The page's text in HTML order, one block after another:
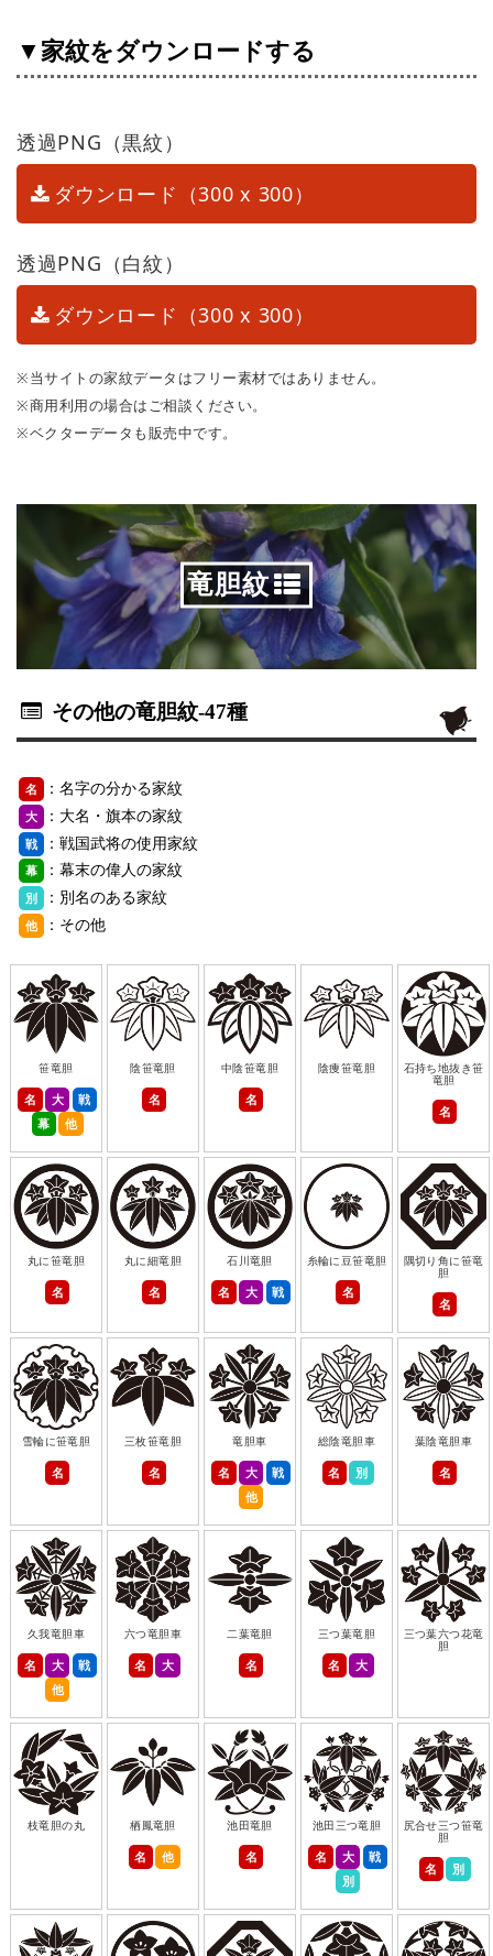
▼家紋をダウンロードする
透過PNG（黒紋）
ダウンロード（300 x 300）
透過PNG（白紋）
ダウンロード（300 x 300）
※当サイトの家紋データはフリー素材ではありません。
※商用利用の場合はご相談ください。
※ベクターデータも販売中です。
竜胆紋
その他の竜胆紋-47種
名 ：名字の分かる家紋
大 ：大名・旗本の家紋
戦 ：戦国武将の使用家紋
幕 ：幕末の偉人の家紋
別 ：別名のある家紋
他 ：その他
笹竜胆
名 大
戦
幕
他
陰笹竜胆
名
中陰笹竜胆
名
陰痩笹竜胆
石持ち地抜き笹
竜胆
名
丸に笹竜胆
名
丸に細竜胆
名
石川竜胆
名 大 戦
糸輪に豆笹竜胆
名
隅切り角に笹竜
胆
名
雪輪に笹竜胆
名
三枚笹竜胆
名
竜胆車
名 大
戦
他
総陰竜胆車
名 別
葉陰竜胆車
名
久我竜胆車
名 大
戦
他
六つ竜胆車
名 大
二葉竜胆
名
三つ葉竜胆
名 大
三つ葉六つ花竜
胆
枝竜胆の丸 栖鳳竜胆
名 他
池田竜胆
名
池田三つ竜胆
名 大
戦
別
尻合せ三つ笹竜
胆
名 別